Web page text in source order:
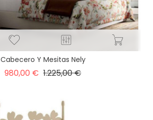
Cabecero Y Mesitas Nely
980,00 € Precio
1.225,00 €Precio